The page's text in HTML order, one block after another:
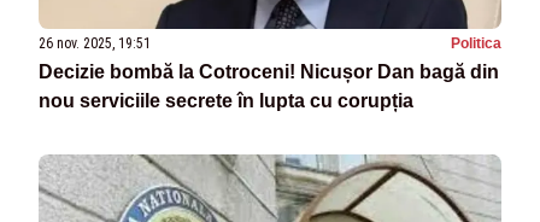
26 nov. 2025, 19:51 Politica
Decizie bombă la Cotroceni! Nicușor Dan bagă din
nou serviciile secrete în lupta cu corupția